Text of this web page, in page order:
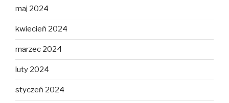
maj 2024
kwiecień 2024
marzec 2024
luty 2024
styczeń 2024